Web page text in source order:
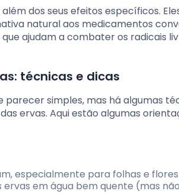
dos seus efeitos específicos.
natural aos medicamentos
ajudam a combater os radicais
técnicas e dicas
simples, mas há algumas
ervas. Aqui estão algumas
especialmente para folhas e
em água bem quente (mas